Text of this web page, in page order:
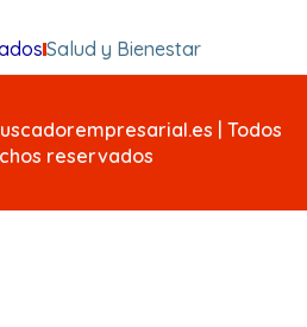
Salud y Bienestar
| Todos
reservados